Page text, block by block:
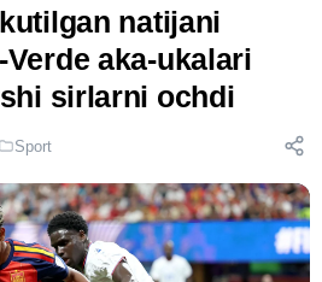
natijani
aka-ukalari
sirlarni ochdi
Sport